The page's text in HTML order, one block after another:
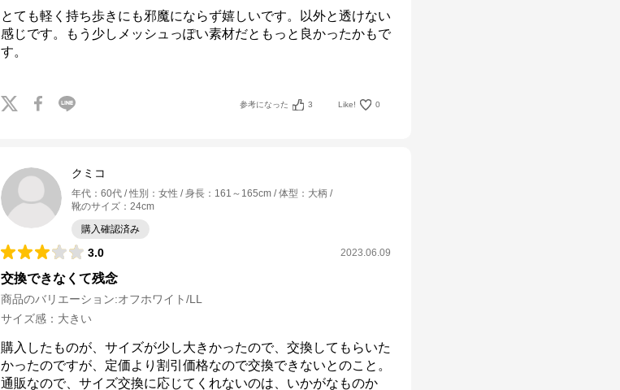
とても軽く持ち歩きにも邪魔にならず嬉しいです。以外と透けない
感じです。もう少しメッシュっぽい素材だともっと良かったかもで
す。
参考になった 3 Like! 0
クミコ
年代 ： 60代 性別 ： 女性 身長 ： 161～165cm 体型 ： 大柄
靴のサイズ ： 24cm
購入確認済み
3.0 2023.06.09
交換できなくて残念
商品のバリエーション:オフホワイト/LL
サイズ感 ： 大きい
購入したものが、サイズが少し大きかったので、交換してもらいた
かったのですが、定価より割引価格なので交換できないとのこと。
通販なので、サイズ交換に応じてくれないのは、いかがなものか